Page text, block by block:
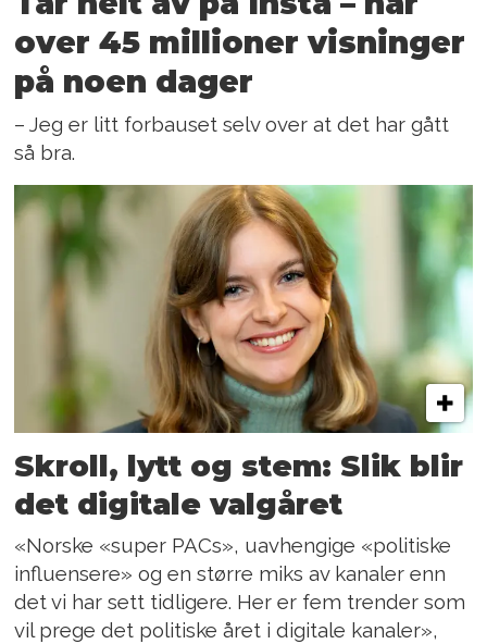
over 45 millioner visninger
på noen dager
– Jeg er litt forbauset selv over at det har gått
så bra.
Skroll, lytt og stem: Slik blir
det digitale valgåret
«Norske «super PACs», uavhengige «politiske
influensere» og en større miks av kanaler enn
det vi har sett tidligere. Her er fem trender som
vil prege det politiske året i digitale kanaler»,